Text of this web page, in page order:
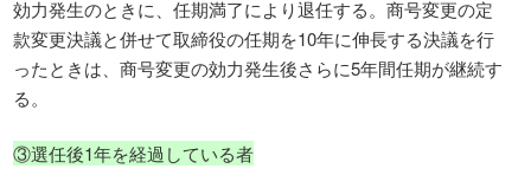
効力発生のときに、任期満了により退任する。商号変更の定
款変更決議と併せて取締役の任期を10年に伸長する決議を行
ったときは、商号変更の効力発生後さらに5年間任期が継続す
る。
③選任後1年を経過している者